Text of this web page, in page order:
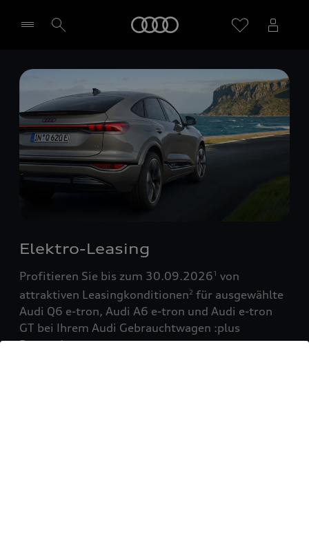
Händler wählen
Elektro-Leasing
Profitieren Sie bis zum 30.09.20261 von
attraktiven Leasingkonditionen2 für ausgewählte
Audi Q6 e-tron, Audi A6 e-tron und Audi e-tron
GT bei Ihrem Audi Gebrauchtwagen :plus
Partner!